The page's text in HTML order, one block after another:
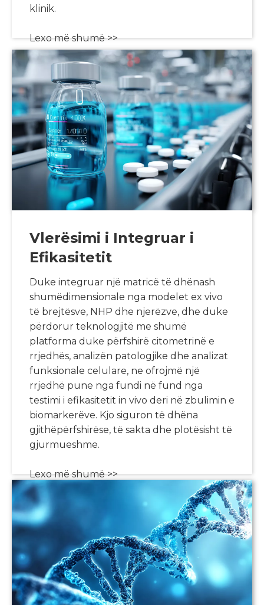
klinik.
Lexo më shumë >>
Vlerësimi i Integruar i
Efikasitetit
Duke integruar një matricë të dhënash
shumëdimensionale nga modelet ex vivo
të brejtësve, NHP dhe njerëzve, dhe duke
përdorur teknologjitë me shumë
platforma duke përfshirë citometrinë e
rrjedhës, analizën patologjike dhe analizat
funksionale celulare, ne ofrojmë një
rrjedhë pune nga fundi në fund nga
testimi i efikasitetit in vivo deri në zbulimin e
biomarkerëve. Kjo siguron të dhëna
gjithëpërfshirëse, të sakta dhe plotësisht të
gjurmueshme.
Lexo më shumë >>